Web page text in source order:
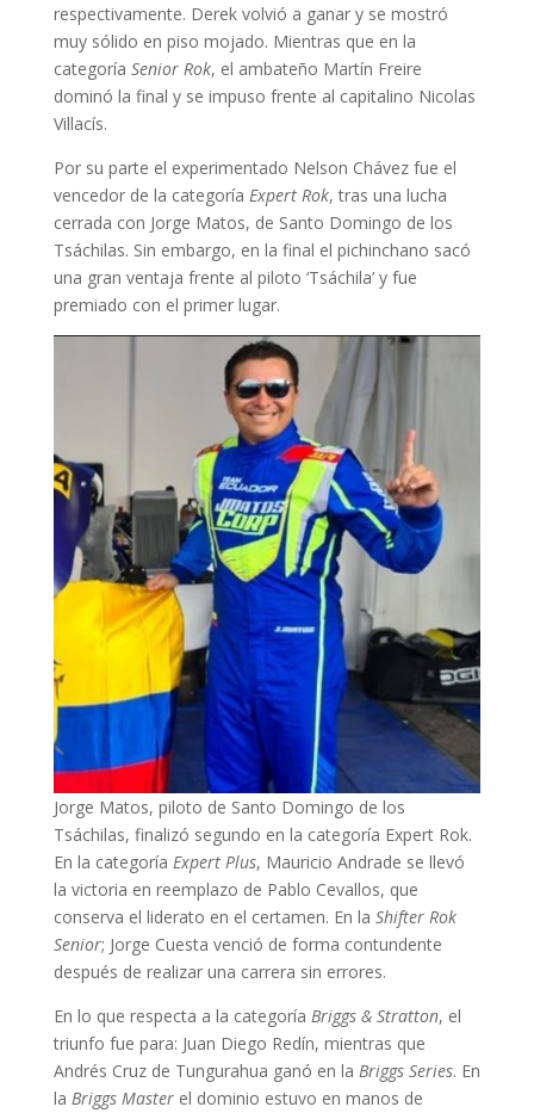
respectivamente. Derek volvió a ganar y se mostró
muy sólido en piso mojado. Mientras que en la
categoría Senior Rok, el ambateño Martín Freire
dominó la final y se impuso frente al capitalino Nicolas
Villacís.
Por su parte el experimentado Nelson Chávez fue el
vencedor de la categoría Expert Rok, tras una lucha
cerrada con Jorge Matos, de Santo Domingo de los
Tsáchilas. Sin embargo, en la final el pichinchano sacó
una gran ventaja frente al piloto ‘Tsáchila’ y fue
premiado con el primer lugar.
Jorge Matos, piloto de Santo Domingo de los
Tsáchilas, finalizó segundo en la categoría Expert Rok.
En la categoría Expert Plus, Mauricio Andrade se llevó
la victoria en reemplazo de Pablo Cevallos, que
conserva el liderato en el certamen. En la Shifter Rok
Senior; Jorge Cuesta venció de forma contundente
después de realizar una carrera sin errores.
En lo que respecta a la categoría Briggs & Stratton, el
triunfo fue para: Juan Diego Redín, mientras que
Andrés Cruz de Tungurahua ganó en la Briggs Series. En
la Briggs Masterel dominio estuvo en manos de